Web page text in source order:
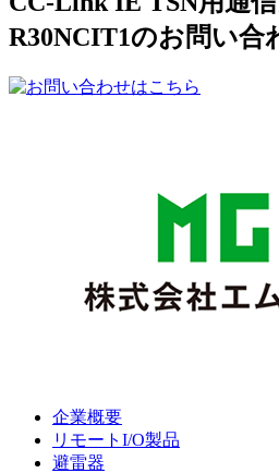
R30NCIT1のお問い合
企業概要
リモートI/O製品
避雷器